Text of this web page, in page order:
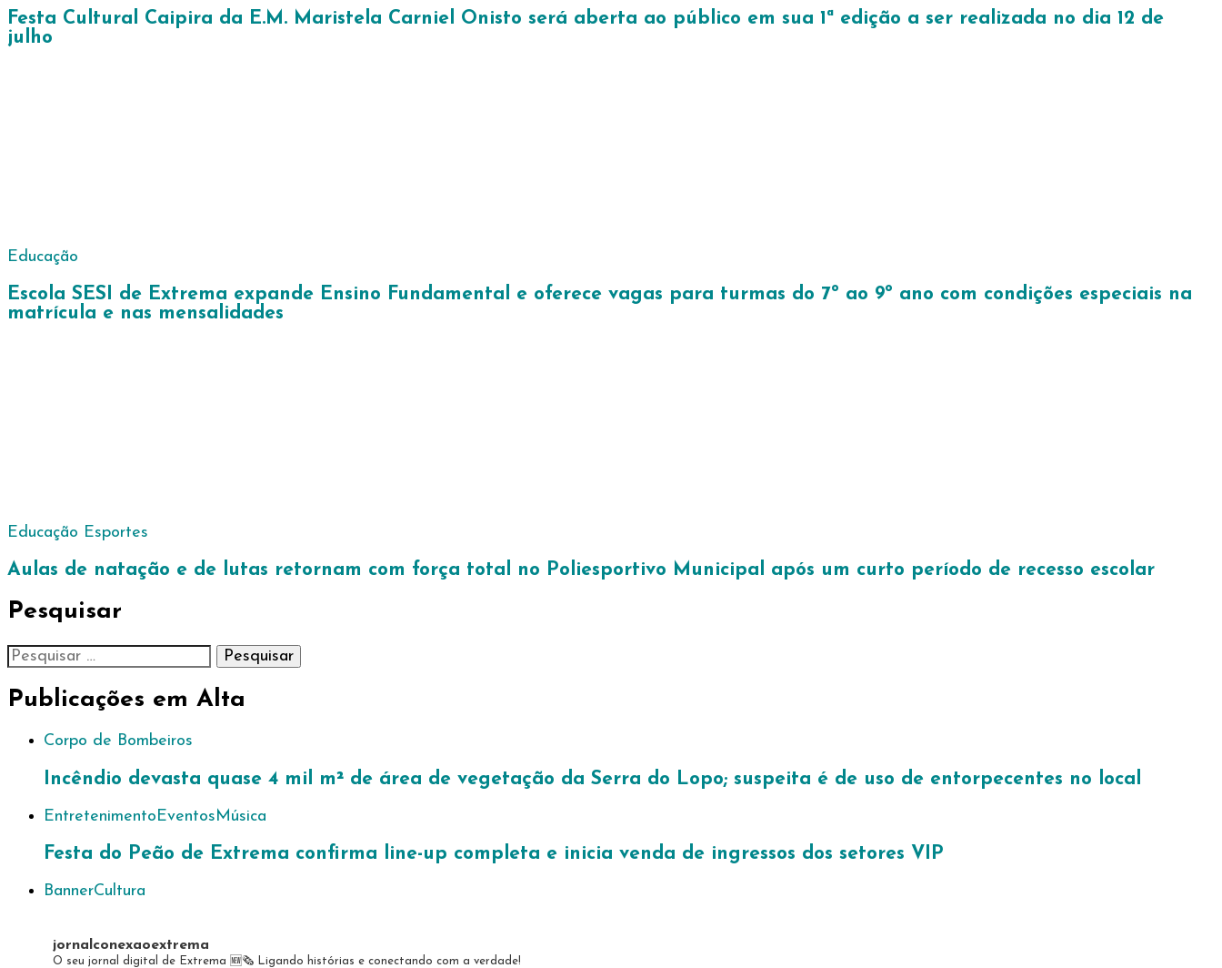
Festa Cultural Caipira da E.M. Maristela Carniel Onisto será aberta ao público em sua 1ª edição a ser realizada no dia 12 de
julho
Educação
Escola SESI de Extrema expande Ensino Fundamental e oferece vagas para turmas do 7º ao 9º ano com condições especiais na
matrícula e nas mensalidades
Educação Esportes
Aulas de natação e de lutas retornam com força total no Poliesportivo Municipal após um curto período de recesso escolar
Pesquisar
Pesquisar
por:
Publicações em Alta
Corpo de Bombeiros
Incêndio devasta quase 4 mil m² de área de vegetação da Serra do Lopo; suspeita é de uso de entorpecentes no local
Entretenimento Eventos Música
Festa do Peão de Extrema confirma line-up completa e inicia venda de ingressos dos setores VIP
BannerCultura
jornalconexaoextrema
O seu jornal digital de Extrema 🆕️🗞 Ligando histórias e conectando com a verdade!